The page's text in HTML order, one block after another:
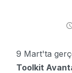
9 Mart'ta
Toolkit